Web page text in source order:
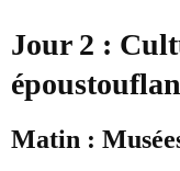
Jour 2 :
Matin :